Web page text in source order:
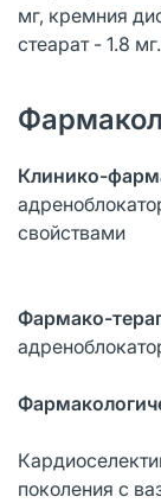
мг, кремния
стеарат - 1.8 мг.
Клинико-
свойствами
Фармако-
поколения с